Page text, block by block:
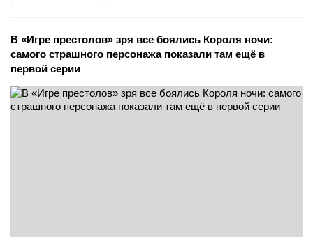
В «Игре престолов» зря все боялись Короля ночи:
самого страшного персонажа показали там ещё в
первой серии